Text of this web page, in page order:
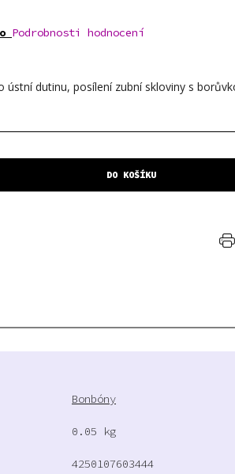
Podrobnosti hodnocení
ústní dutinu, posílení zubní skloviny s
DO KOŠÍKU
Bonbóny
0.05 kg
4250107603444